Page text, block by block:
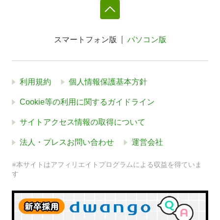
スマートフォン版 パソコン版
利用規約 個人情報保護基本方針
Cookie等の利用に関するガイドライン
サイトアクセス情報の取得について
法人・プレスお問い合わせ 運営会社
※本サイトはアフィリエイトプログラムによる収益を得ていま
す